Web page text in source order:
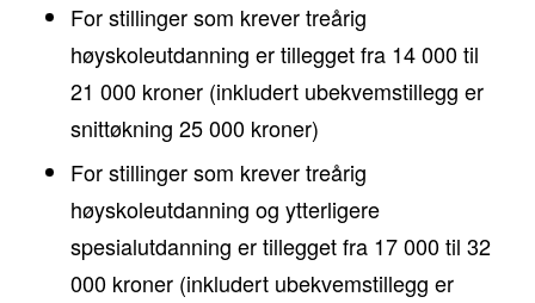
For stillinger som krever treårig
høyskoleutdanning er tillegget fra 14 000 til
21 000 kroner (inkludert ubekvemstillegg er
snittøkning 25 000 kroner)
For stillinger som krever treårig
høyskoleutdanning og ytterligere
spesialutdanning er tillegget fra 17 000 til 32
000 kroner (inkludert ubekvemstillegg er